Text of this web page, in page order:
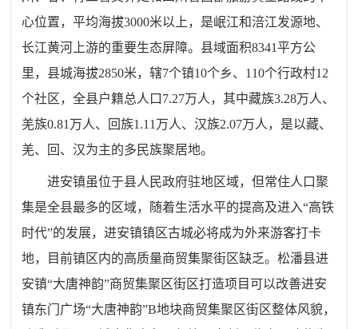
心位置，平均海拔3000米以上，是岷江和涪江发源地、
长江黄河上游的重要生态屏障。县域面积8341平方公
里，县城海拔2850米，辖7个镇10个乡、110个行政村12
个社区，全县户籍总人口7.27万人，其中藏族3.28万人、
羌族0.81万人、回族1.11万人、汉族2.07万人，是以藏、
羌、回、汉为主的多民族聚居地。
进安镇虽位于县人民政府驻地区域，但常住人口聚
集是全县最多的区域，随着生活水平的提高及进入“高铁
时代”的发展，进安镇镇区古城必将成为外来游客打卡
地，目前镇区内的高质量商贸集聚街区缺乏。松潘县进
安镇“大唐神韵”商贸集聚区街区打造项目可以改善进安
镇东门广场“大唐神韵”B地块商贸集聚区街区整体风貌，